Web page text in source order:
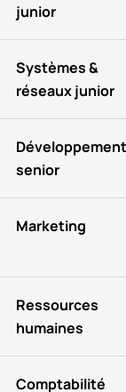
junior
Systèmes &
réseaux junior
Développement
senior
Marketing
Ressources
humaines
Comptabilité